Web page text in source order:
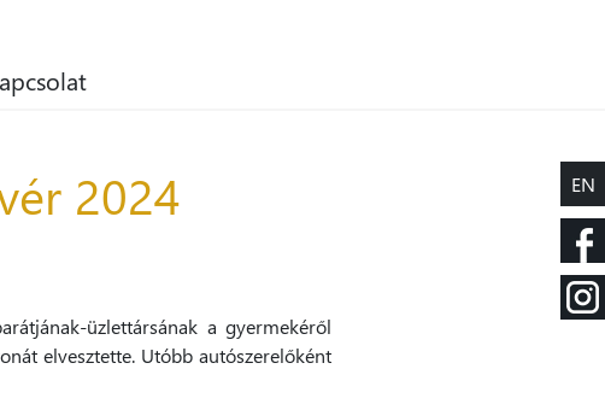
EN
2024
üzlettársának a gyermekéről
elvesztette. Utóbb autószerelőként